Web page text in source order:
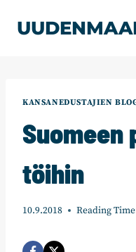
sisältöön
KANSANEDUSTAJIEN
Suomeen
töihin
10.9.2018 Reading